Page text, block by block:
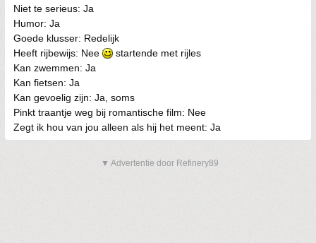
Niet te serieus: Ja
Humor: Ja
Goede klusser: Redelijk
Heeft rijbewijs: Nee
startende met rijles
Kan zwemmen: Ja
Kan fietsen: Ja
Kan gevoelig zijn: Ja, soms
Pinkt traantje weg bij romantische film: Nee
Zegt ik hou van jou alleen als hij het meent: Ja
▼ Advertentie door Refinery89